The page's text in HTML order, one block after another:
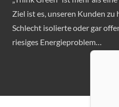
Ziel ist es, unseren Kunden zu
Schlecht isolierte oder gar
riesiges Energieproblem…